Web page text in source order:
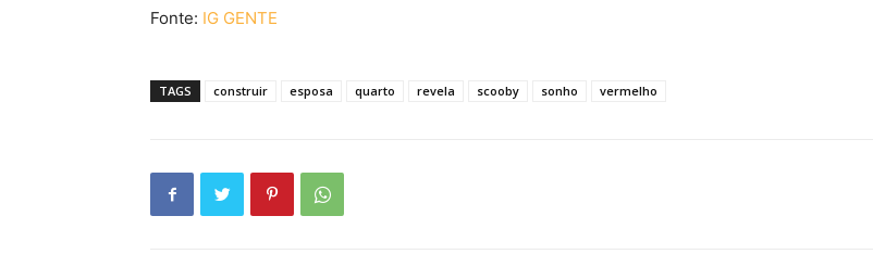
Fonte: IG GENTE
TAGS construir esposa quarto revela scooby sonho vermelho